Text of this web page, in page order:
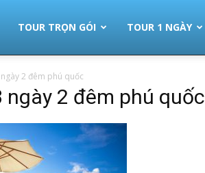
TOUR TRỌN GÓI TOUR 1 NGÀY
2 đêm phú quốc
ngày 2 đêm phú quốc